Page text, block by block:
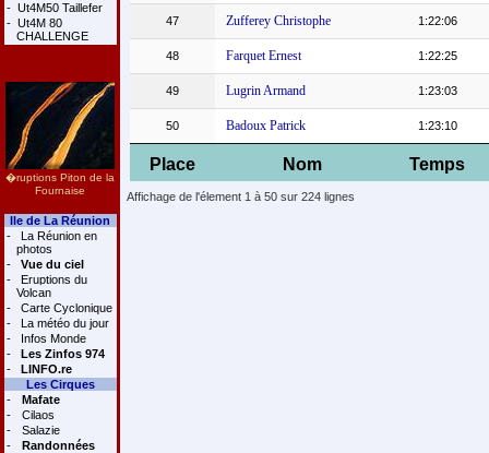
- Ut4M50 Taillefer
- Ut4M 80
CHALLENGE
�ruptions Piton de la
Fournaise
Ile de La Réunion
-
La Réunion en
photos
-
Vue du ciel
-
Eruptions du
Volcan
-
Carte Cyclonique
-
La météo du jour
-
Infos Monde
-
Les Zinfos 974
-
LINFO.re
Les Cirques
-
Mafate
-
Cilaos
-
Salazie
-
Randonnées
Place Nom Temps
47 Zufferey Christophe 1:22:06
48 Farquet Ernest 1:22:25
49 Lugrin Armand 1:23:03
50 Badoux Patrick 1:23:10
Affichage de l'élement 1 à 50 sur 224 lignes